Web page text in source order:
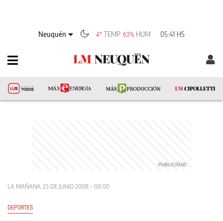
Neuquén 4° TEMP 63% HUM 05:41 HS
LA MAÑANA 25 DE JUNIO 2008 - 00:00
DEPORTES